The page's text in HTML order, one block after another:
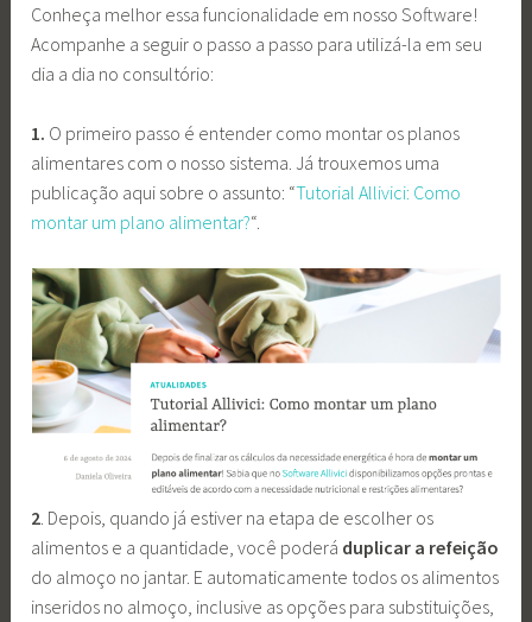
Conheça melhor essa funcionalidade em nosso Software!
Acompanhe a seguir o passo a passo para utilizá-la em seu
dia a dia no consultório:
1. O primeiro passo é entender como montar os planos
alimentares com o nosso sistema. Já trouxemos uma
publicação aqui sobre o assunto: “Tutorial Allivici: Como
montar um plano alimentar?“.
2 . Depois, quando já estiver na etapa de escolher os
alimentos e a quantidade, você poderá duplicar a refeição
do almoço no jantar. E automaticamente todos os alimentos
inseridos no almoço, inclusive as opções para substituições,